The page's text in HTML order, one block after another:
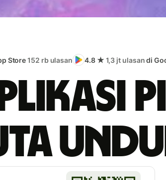
Store152 rb ulasan 4.8 ★ 1,3 jt ulasandi